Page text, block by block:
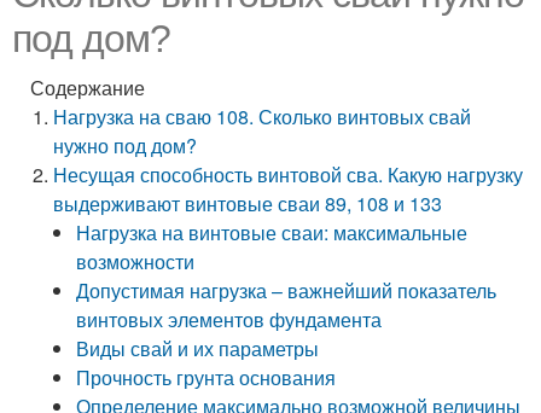
под дом?
Содержание
Нагрузка на сваю 108. Сколько винтовых свай
нужно под дом?
Несущая способность винтовой сва. Какую нагрузку
выдерживают винтовые сваи 89, 108 и 133
Нагрузка на винтовые сваи: максимальные
возможности
Допустимая нагрузка – важнейший показатель
винтовых элементов фундамента
Виды свай и их параметры
Прочность грунта основания
Определение максимально возможной величины